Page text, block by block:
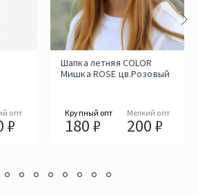
опт
₽
Шапка летняя COLOR
Мишка ROSE цв.Розовый
Крупный опт
180 ₽
Мелкий опт
200 ₽